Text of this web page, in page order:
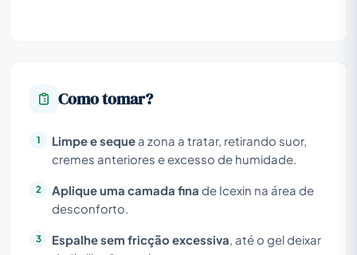
Como tomar?
Limpe e seque a zona a tratar, retirando suor,
cremes anteriores e excesso de humidade.
Aplique uma camada fina de Icexin na área de
desconforto.
Espalhe sem fricção excessiva , até o gel deixar